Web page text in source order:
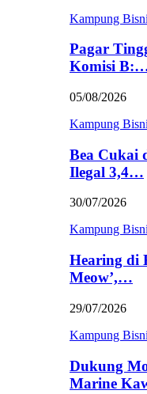
Kampung
Pagar
Komisi
05/08/2026
Kampung
Bea Cukai
Ilegal 3,4…
30/07/2026
Kampung
Hearing di
Meow’,…
29/07/2026
Kampung
Dukung
Marine